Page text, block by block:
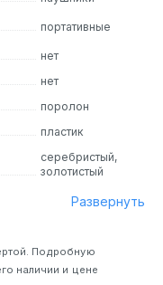
портативные
нет
нет
поролон
пластик
серебристый,
золотистый
Развернуть
Подробную
наличии и цене